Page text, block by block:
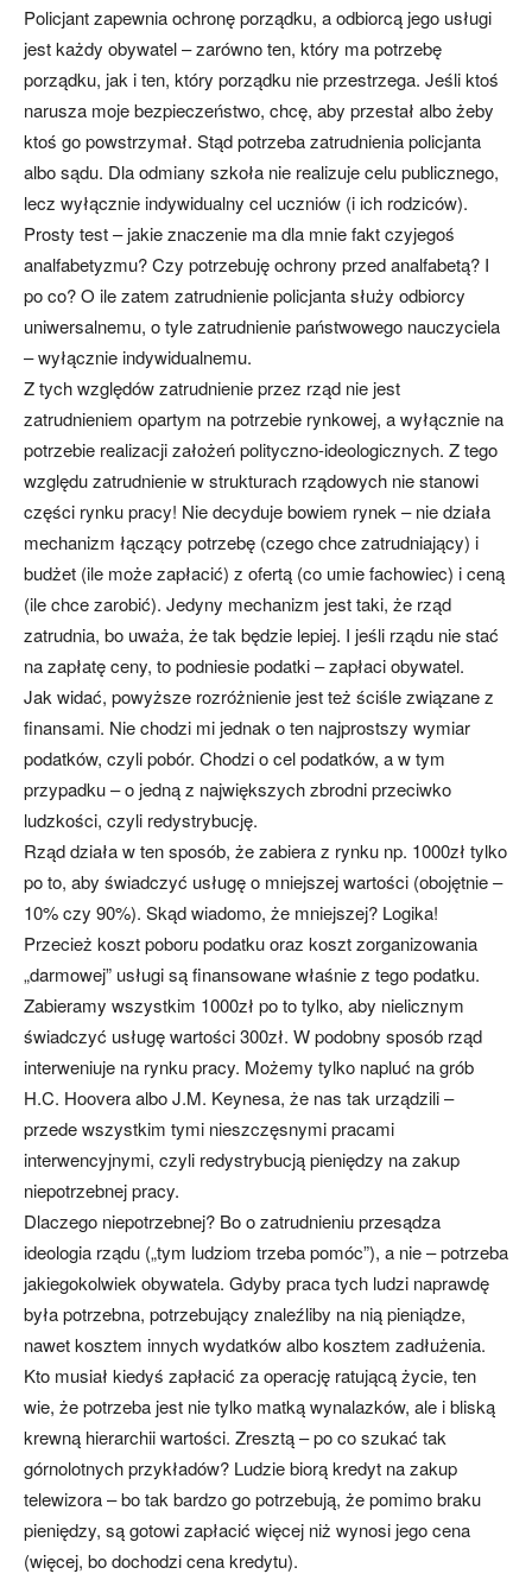
Policjant zapewnia ochronę porządku, a odbiorcą jego usługi
jest każdy obywatel – zarówno ten, który ma potrzebę
porządku, jak i ten, który porządku nie przestrzega. Jeśli ktoś
narusza moje bezpieczeństwo, chcę, aby przestał albo żeby
ktoś go powstrzymał. Stąd potrzeba zatrudnienia policjanta
albo sądu. Dla odmiany szkoła nie realizuje celu publicznego,
lecz wyłącznie indywidualny cel uczniów (i ich rodziców).
Prosty test – jakie znaczenie ma dla mnie fakt czyjegoś
analfabetyzmu? Czy potrzebuję ochrony przed analfabetą? I
po co? O ile zatem zatrudnienie policjanta służy odbiorcy
uniwersalnemu, o tyle zatrudnienie państwowego nauczyciela
– wyłącznie indywidualnemu.
Z tych względów zatrudnienie przez rząd nie jest
zatrudnieniem opartym na potrzebie rynkowej, a wyłącznie na
potrzebie realizacji założeń polityczno-ideologicznych. Z tego
względu zatrudnienie w strukturach rządowych nie stanowi
części rynku pracy! Nie decyduje bowiem rynek – nie działa
mechanizm łączący potrzebę (czego chce zatrudniający) i
budżet (ile może zapłacić) z ofertą (co umie fachowiec) i ceną
(ile chce zarobić). Jedyny mechanizm jest taki, że rząd
zatrudnia, bo uważa, że tak będzie lepiej. I jeśli rządu nie stać
na zapłatę ceny, to podniesie podatki – zapłaci obywatel.
Jak widać, powyższe rozróżnienie jest też ściśle związane z
finansami. Nie chodzi mi jednak o ten najprostszy wymiar
podatków, czyli pobór. Chodzi o cel podatków, a w tym
przypadku – o jedną z największych zbrodni przeciwko
ludzkości, czyli redystrybucję.
Rząd działa w ten sposób, że zabiera z rynku np. 1000zł tylko
po to, aby świadczyć usługę o mniejszej wartości (obojętnie –
10% czy 90%). Skąd wiadomo, że mniejszej? Logika!
Przecież koszt poboru podatku oraz koszt zorganizowania
„darmowej” usługi są finansowane właśnie z tego podatku.
Zabieramy wszystkim 1000zł po to tylko, aby nielicznym
świadczyć usługę wartości 300zł. W podobny sposób rząd
interweniuje na rynku pracy. Możemy tylko napluć na grób
H.C. Hoovera albo J.M. Keynesa, że nas tak urządzili –
przede wszystkim tymi nieszczęsnymi pracami
interwencyjnymi, czyli redystrybucją pieniędzy na zakup
niepotrzebnej pracy.
Dlaczego niepotrzebnej? Bo o zatrudnieniu przesądza
ideologia rządu („tym ludziom trzeba pomóc”), a nie – potrzeba
jakiegokolwiek obywatela. Gdyby praca tych ludzi naprawdę
była potrzebna, potrzebujący znaleźliby na nią pieniądze,
nawet kosztem innych wydatków albo kosztem zadłużenia.
Kto musiał kiedyś zapłacić za operację ratującą życie, ten
wie, że potrzeba jest nie tylko matką wynalazków, ale i bliską
krewną hierarchii wartości. Zresztą – po co szukać tak
górnolotnych przykładów? Ludzie biorą kredyt na zakup
telewizora – bo tak bardzo go potrzebują, że pomimo braku
pieniędzy, są gotowi zapłacić więcej niż wynosi jego cena
(więcej, bo dochodzi cena kredytu).